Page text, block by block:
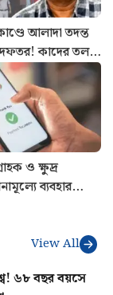
আলাদা তদন্ত
দফতর! কাদের তলব
স্বাস্থ্যমন্ত্রী
ও ক্ষুদ্র
ব্যবহার
View All
৬৮ বছর বয়সে